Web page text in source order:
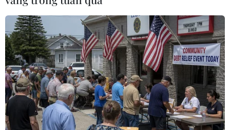
Iraq: Người biểu tình kiểm soát cây cầu
thứ ba tại Baghdad
18/11/2019 00:03
Lực lượng an ninh Iraq đã sử dụng hơi cay và lựu đạn
gây choáng để ngăn người biểu tình vượt qua cây cầu
Ahrar ở trung tâm Baghdad.